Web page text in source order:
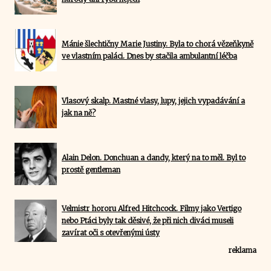
Mánie šlechtičny Marie Justiny. Byla to chorá vězeňkyně
ve vlastním paláci. Dnes by stačila ambulantní léčba
Vlasový skalp. Mastné vlasy, lupy, jejich vypadávání a
jak na ně?
Alain Delon. Donchuan a dandy, který na to měl. Byl to
prostě gentleman
Velmistr hororu Alfred Hitchcock. Filmy jako Vertigo
nebo Ptáci byly tak děsivé, že při nich diváci museli
zavírat oči s otevřenými ústy
reklama